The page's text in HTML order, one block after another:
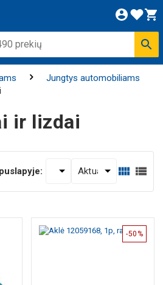
Jungtys automobiliams
ir lizdai
-50%